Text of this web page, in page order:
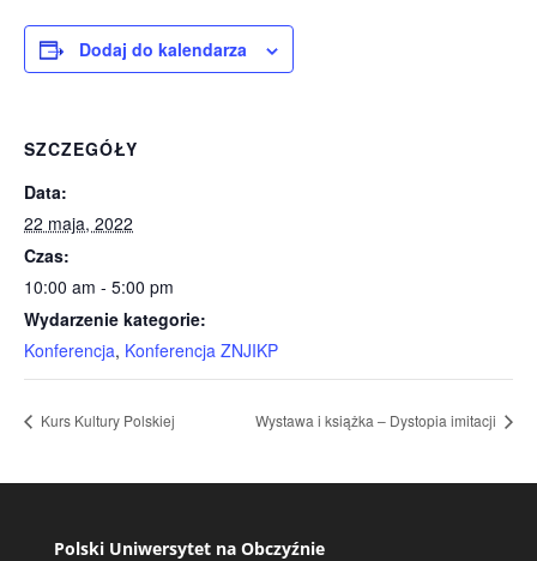
Dodaj do kalendarza
SZCZEGÓŁY
Data:
22 maja, 2022
Czas:
10:00 am - 5:00 pm
Wydarzenie kategorie:
Konferencja, Konferencja ZNJIKP
Kurs Kultury Polskiej Wystawa i książka – Dystopia imitacji
Polski Uniwersytet na Obczyźnie